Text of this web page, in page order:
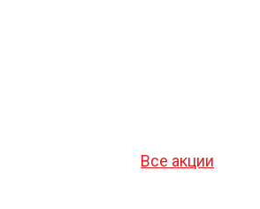
Все акции